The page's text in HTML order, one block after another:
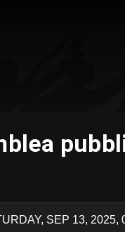
SEP 13, 2025,